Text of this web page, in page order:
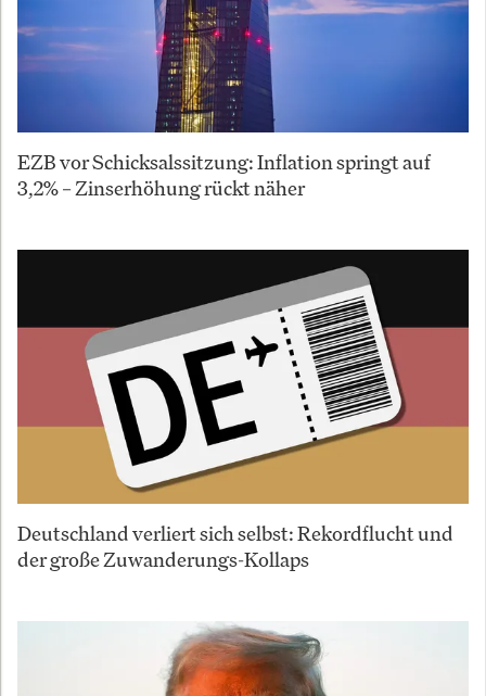
EZB vor Schicksalssitzung: Inflation springt auf
3,2% – Zinserhöhung rückt näher
Deutschland verliert sich selbst: Rekordflucht und
der große Zuwanderungs-Kollaps